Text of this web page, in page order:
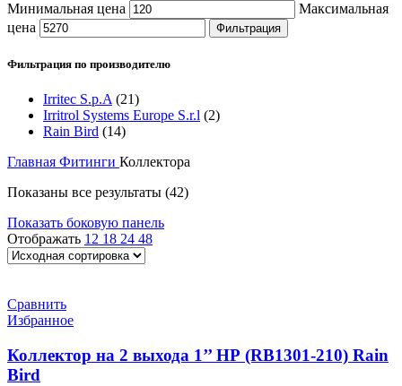
Минимальная цена
Максимальная
цена
Фильтрация
Фильтрация по производителю
Irritec S.p.A (21)
Irritrol Systems Europe S.r.l (2)
Rain Bird (14)
Главная Фитинги Коллектора
Показаны все результаты (42)
Показать боковую панель
Отображать 12 18 24 48
Сравнить
Избранное
Коллектор на 2 выхода 1’’ НР (RB1301-210) Rain
Bird